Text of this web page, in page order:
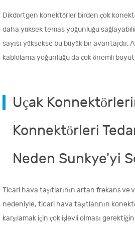
Dikdörtgen konektörler birden çok
daha yüksek temas yoğunluğu
sayısı yüksekse bu büyük bir avantajdır.
kablolama yoğunluğu da çok önemli boyut
Uçak
Konnektörleri
Neden Sunkye'yi
Ticari hava taşıtlarının artan frekans ve
nedeniyle, ticari hava taşıtlarının
karşılamak için çok işlevli olması